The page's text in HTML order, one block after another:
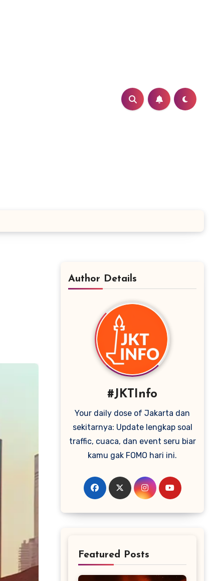
Author Details
#JKTInfo
Your daily dose of Jakarta dan
sekitarnya: Update lengkap soal
traffic, cuaca, dan event seru biar
kamu gak FOMO hari ini.
Featured Posts